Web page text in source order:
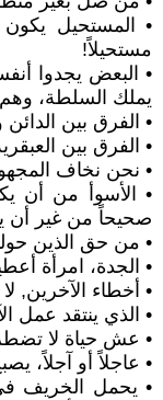
• المستحيل يكون
مستحيلاً!
• البعض يجدوا
يملك السلطة،
• الفرق بين الدائن
• الفرق بين
• نحن نخاف
• الأسوأ من أن
صحيحاً من غير أن
• من حق الذين
• الجدة، امرأة
• أخطاء الآخرين,
• الذي ينتقد عمل
• عش حياة لا
• عاجلاً أو آجلاً،
• يحمل الخريف